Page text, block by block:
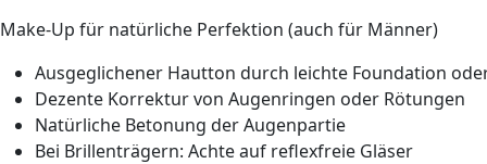
Make-Up für natürliche Perfektion (auch für Männer)
Ausgeglichener Hautton durch leichte Foundation
Dezente Korrektur von Augenringen oder Rötungen
Natürliche Betonung der Augenpartie
Bei Brillenträgern: Achte auf reflexfreie Gläser